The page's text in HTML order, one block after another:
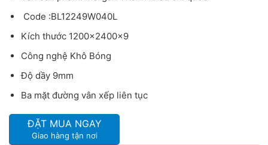
Code :BL12249W040L
Kích thước 1200x2400x9
Công nghệ Khô Bóng
Độ dầy 9mm
Ba mặt đường vân xếp liên tục
ĐẶT MUA NGAY
Giao hàng tận nơi